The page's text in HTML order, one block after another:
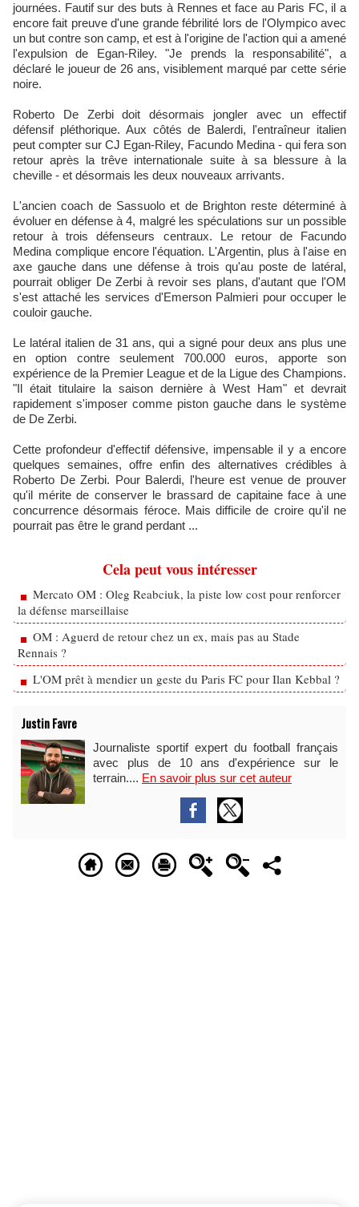
journées. Fautif sur des buts à Rennes et face au Paris FC, il a
encore fait preuve d'une grande fébrilité lors de l'Olympico avec
un but contre son camp, et est à l'origine de l'action qui a amené
l'expulsion de Egan-Riley. "Je prends la responsabilité", a
déclaré le joueur de 26 ans, visiblement marqué par cette série
noire.
Roberto De Zerbi doit désormais jongler avec un effectif
défensif pléthorique. Aux côtés de Balerdi, l'entraîneur italien
peut compter sur CJ Egan-Riley, Facundo Medina - qui fera son
retour après la trêve internationale suite à sa blessure à la
cheville - et désormais les deux nouveaux arrivants.
L'ancien coach de Sassuolo et de Brighton reste déterminé à
évoluer en défense à 4, malgré les spéculations sur un possible
retour à trois défenseurs centraux. Le retour de Facundo
Medina complique encore l'équation. L'Argentin, plus à l'aise en
axe gauche dans une défense à trois qu'au poste de latéral,
pourrait obliger De Zerbi à revoir ses plans, d'autant que l'OM
s'est attaché les services d'Emerson Palmieri pour occuper le
couloir gauche.
Le latéral italien de 31 ans, qui a signé pour deux ans plus une
en option contre seulement 700.000 euros, apporte son
expérience de la Premier League et de la Ligue des Champions.
"Il était titulaire la saison dernière à West Ham" et devrait
rapidement s'imposer comme piston gauche dans le système
de De Zerbi.
Cette profondeur d'effectif défensive, impensable il y a encore
quelques semaines, offre enfin des alternatives crédibles à
Roberto De Zerbi. Pour Balerdi, l'heure est venue de prouver
qu'il mérite de conserver le brassard de capitaine face à une
concurrence désormais féroce. Mais difficile de croire qu'il ne
pourrait pas être le grand perdant ...
Cela peut vous intéresser
Mercato OM : Oleg Reabciuk, la piste low cost pour renforcer
la défense marseillaise
OM : Aguerd de retour chez un ex, mais pas au Stade
Rennais ?
L'OM prêt à mendier un geste du Paris FC pour Ilan Kebbal ?
Justin Favre
Journaliste sportif expert du football français
avec plus de 10 ans d'expérience sur le
terrain.... En savoir plus sur cet auteur